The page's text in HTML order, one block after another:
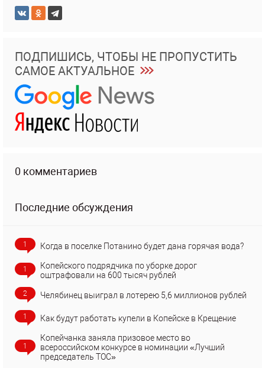
ПОДПИШИСЬ, ЧТОБЫ НЕ ПРОПУСТИТЬ
САМОЕ АКТУАЛЬНОЕ
0 комментариев
Последние обсуждения
1 Когда в поселке Потанино будет дана горячая вода?
1
Копейского подрядчика по уборке дорог
оштрафовали на 600 тысяч рублей
2 Челябинец выиграл в лотерею 5,6 миллионов рублей
1 Как будут работать купели в Копейске в Крещение
1
Копейчанка заняла призовое место во
всероссийском конкурсе в номинации «Лучший
председатель ТОС»